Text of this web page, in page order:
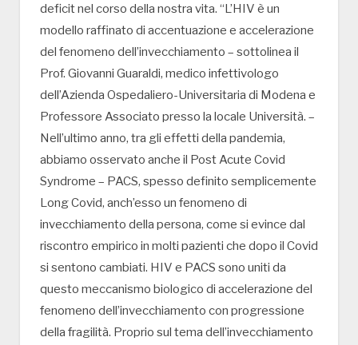
deficit nel corso della nostra vita. “L’HIV è un
modello raffinato di accentuazione e accelerazione
del fenomeno dell’invecchiamento – sottolinea il
Prof. Giovanni Guaraldi, medico infettivologo
dell’Azienda Ospedaliero-Universitaria di Modena e
Professore Associato presso la locale Università. –
Nell’ultimo anno, tra gli effetti della pandemia,
abbiamo osservato anche il Post Acute Covid
Syndrome – PACS, spesso definito semplicemente
Long Covid, anch’esso un fenomeno di
invecchiamento della persona, come si evince dal
riscontro empirico in molti pazienti che dopo il Covid
si sentono cambiati. HIV e PACS sono uniti da
questo meccanismo biologico di accelerazione del
fenomeno dell’invecchiamento con progressione
della fragilità. Proprio sul tema dell’invecchiamento